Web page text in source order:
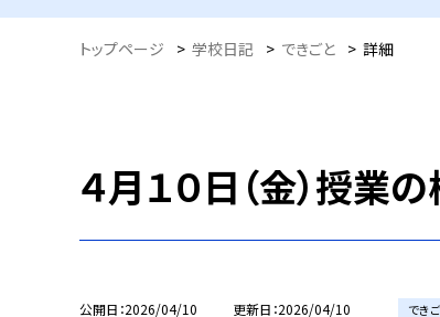
トップページ > 学校日記 > できごと > 詳細
４月１０日（金）授業の
公開日 2026/04/10 更新日 2026/04/10 でき